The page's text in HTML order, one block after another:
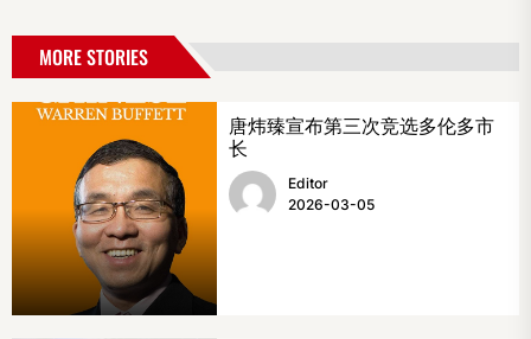
MORE STORIES
唐炜臻宣布第三次竞选多伦多市
长
Editor
2026-03-05